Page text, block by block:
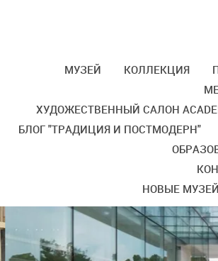
МУЗЕЙ КОЛЛЕКЦИЯ
ХУДОЖЕСТВЕННЫЙ САЛОН
БЛОГ "ТРАДИЦИЯ И ПОСТМОДЕРН"
НОВЫЕ